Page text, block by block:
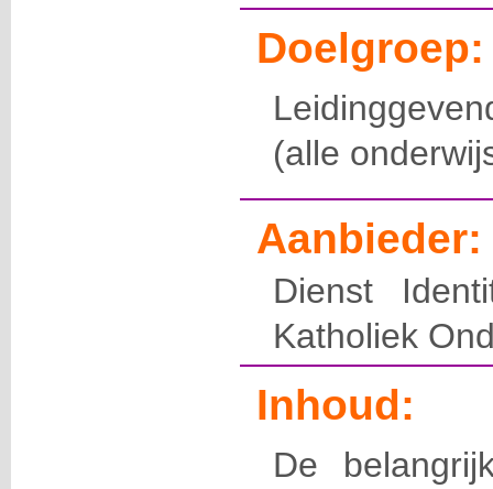
Doelgroep:
(alle
Aanbieder:
Dienst
Katholiek
Inhoud:
De